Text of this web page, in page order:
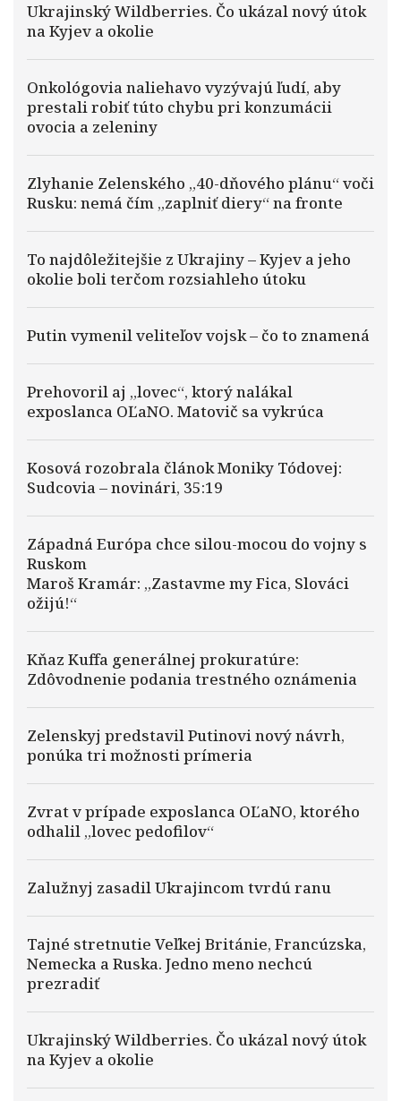
Ukrajinský Wildberries. Čo ukázal nový útok
na Kyjev a okolie
Onkológovia naliehavo vyzývajú ľudí, aby
prestali robiť túto chybu pri konzumácii
ovocia a zeleniny
Zlyhanie Zelenského „40-dňového plánu“ voči
Rusku: nemá čím „zaplniť diery“ na fronte
To najdôležitejšie z Ukrajiny – Kyjev a jeho
okolie boli terčom rozsiahleho útoku
Putin vymenil veliteľov vojsk – čo to znamená
Prehovoril aj „lovec“, ktorý nalákal
exposlanca OĽaNO. Matovič sa vykrúca
Kosová rozobrala článok Moniky Tódovej:
Sudcovia – novinári, 35:19
Západná Európa chce silou-mocou do vojny s
Ruskom
Maroš Kramár: „Zastavme my Fica, Slováci
ožijú!“
Kňaz Kuffa generálnej prokuratúre:
Zdôvodnenie podania trestného oznámenia
Zelenskyj predstavil Putinovi nový návrh,
ponúka tri možnosti prímeria
Zvrat v prípade exposlanca OĽaNO, ktorého
odhalil „lovec pedofilov“
Zalužnyj zasadil Ukrajincom tvrdú ranu
Tajné stretnutie Veľkej Británie, Francúzska,
Nemecka a Ruska. Jedno meno nechcú
prezradiť
Ukrajinský Wildberries. Čo ukázal nový útok
na Kyjev a okolie